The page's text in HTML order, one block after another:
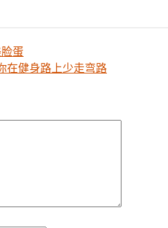
蛋
在健身路上少走弯路